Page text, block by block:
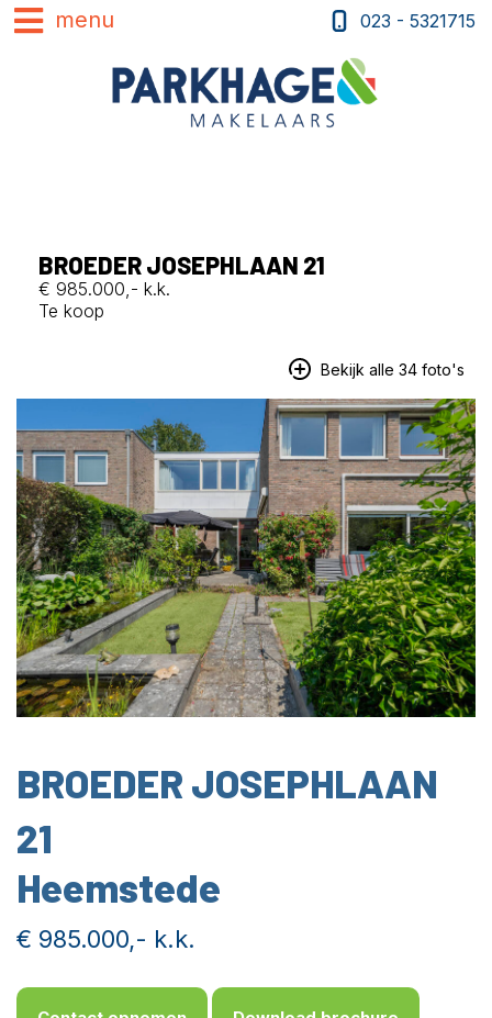
023 - 5321715
BROEDER JOSEPHLAAN 21
€ 985.000,- k.k.
Te koop
Bekijk alle 34 foto's
BROEDER JOSEPHLAAN
21
Heemstede
€ 985.000,- k.k.